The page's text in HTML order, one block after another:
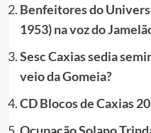
Benfeitores do
1953) na voz do
Sesc Caxias sedia
veio da Gomeia?
CD Blocos de Caxias
Ocupação Solano